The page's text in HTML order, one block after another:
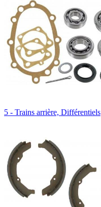
5 - Trains arrière, Différentiels